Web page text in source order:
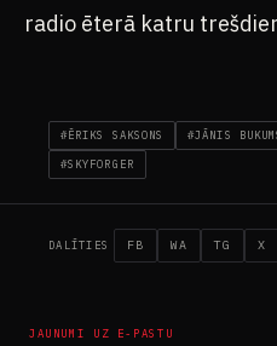
radio ēterā katru
#ĒRIKS SAKSONS #JĀNIS
#SKYFORGER
DALĪTIES FB WA TG X
JAUNUMI UZ E-PASTU